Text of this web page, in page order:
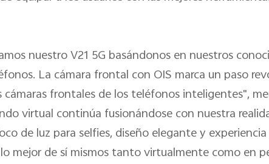
nuestro V21 5G basándonos en nuestros
La cámara frontal con OIS marca un paso
cámaras frontales de los teléfonos inteligentes",
virtual continúa fusionándose con nuestra
de luz para selfies, diseño elegante y
mejor de sí mismos tanto virtualmente como en